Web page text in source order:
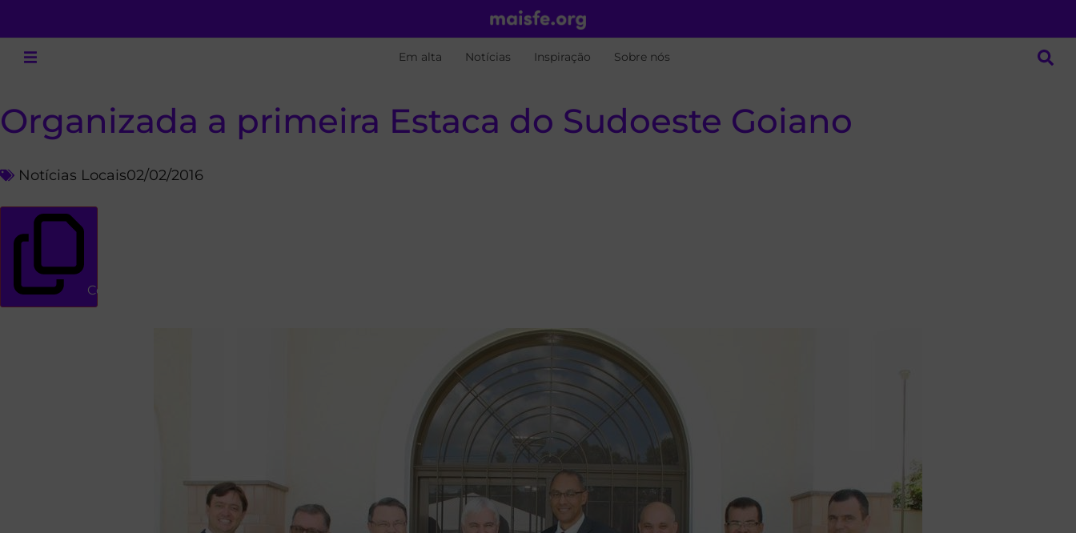
Em alta Notícias Inspiração Sobre nós
Organizada a primeira Estaca do Sudoeste Goiano
Notícias Locais02/02/2016
Copiar link